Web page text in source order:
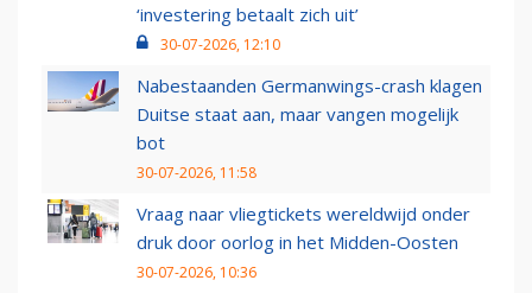
‘investering betaalt zich uit’
30-07-2026, 12:10
Nabestaanden Germanwings-crash klagen
Duitse staat aan, maar vangen mogelijk
bot
30-07-2026, 11:58
Vraag naar vliegtickets wereldwijd onder
druk door oorlog in het Midden-Oosten
30-07-2026, 10:36